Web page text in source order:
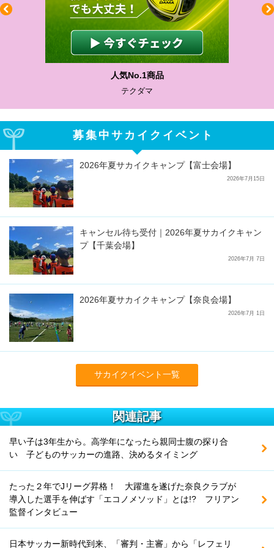
人気No.1商品
テクダマ
募集中サカイクイベント
2026年夏サカイクキャンプ【富士会場】
2026年7月15日
キャンセル待ち受付｜2026年夏サカイクキャン
プ【千葉会場】
2026年7月 7日
2026年夏サカイクキャンプ【奈良会場】
2026年7月 1日
サカイクイベント一覧
関連記事
早い子は3年生から。高学年になったら親同士腹の探り合
い 子どものサッカーの進路、決めるタイミング
たった２年でJリーグ昇格！ 大躍進を遂げた奈良クラブが
導入した選手を伸ばす「エコノメソッド」とは!? フリアン
監督インタビュー
日本サッカー新時代到来、「審判・主審」から「レフェリ